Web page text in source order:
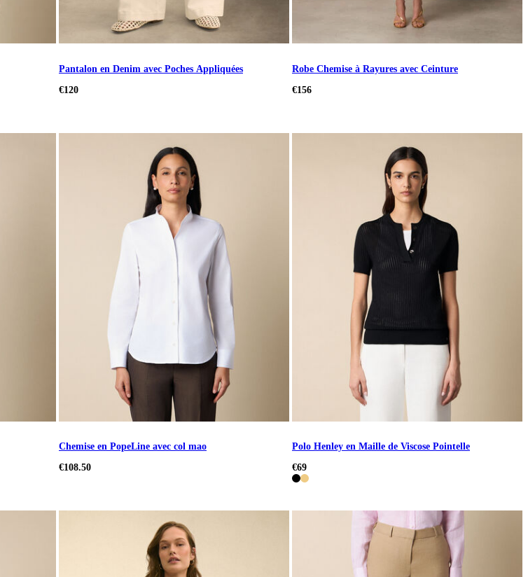
Pantalon en Denim avec Poches Appliquées
€120
Robe Chemise à Rayures avec Ceinture
€156
Chemise en PopeLine avec col mao
€108.50
Polo Henley en Maille de Viscose Pointelle
€69